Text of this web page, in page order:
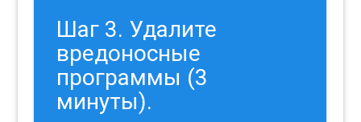
Шаг 3. Удалите
вредоносные
программы (3
минуты).